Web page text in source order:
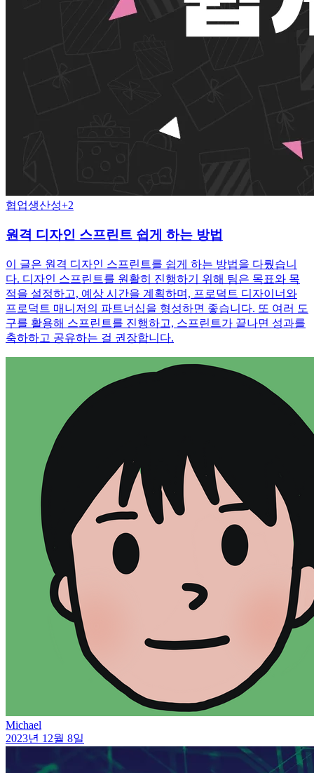
협업생산성+2
원격 디자인 스프린트 쉽게 하는 방법
이 글은 원격 디자인 스프린트를 쉽게 하는 방법을 다뤘습니
다. 디자인 스프린트를 원활히 진행하기 위해 팀은 목표와 목
적을 설정하고, 예상 시간을 계획하며, 프로덕트 디자이너와
프로덕트 매니저의 파트너십을 형성하면 좋습니다. 또 여러 도
구를 활용해 스프린트를 진행하고, 스프린트가 끝나면 성과를
축하하고 공유하는 걸 권장합니다.
Michael
2023년 12월 8일